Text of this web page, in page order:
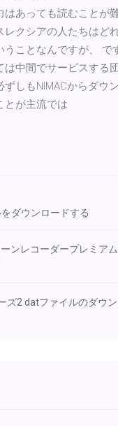
はあっても読むことが
レクシアの人たちはど
うことなんですが、 で
は中間でサービスする
ずしもNIMACからダウ
とが主流では
ダウンロードする
ンレコーダープレミア
ズ2 datファイルのダウ